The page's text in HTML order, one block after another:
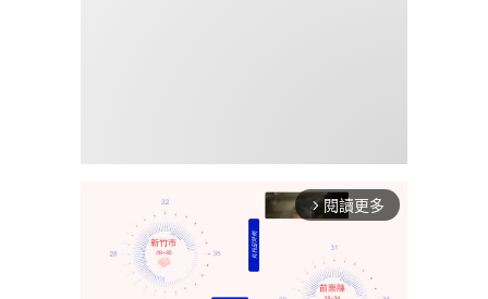
arrow_forward_ios 閱讀更多